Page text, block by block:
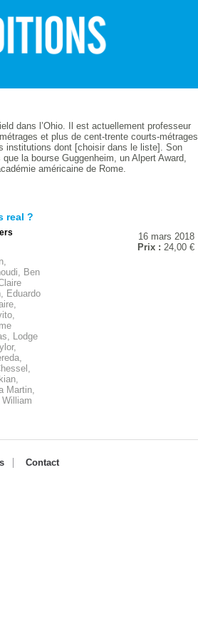
dans l’Ohio. Il est actuellement professeur
et plus de cent-trente courts-métrages.
institutions dont [choisir dans le liste]. Son
la bourse Guggenheim, un Alpert Award,
américaine de Rome.
16 mars 2018
Prix : 24,00 €
real ?
Ben
Eduardo
Lodge
Martin,
Contact